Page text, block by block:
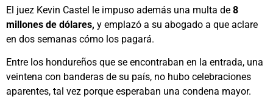
El juez Kevin Castel le impuso además una multa de 8
millones de dólares, y emplazó a su abogado a que aclare
en dos semanas cómo los pagará.
Entre los hondureños que se encontraban en la entrada, una
veintena con banderas de su país, no hubo celebraciones
aparentes, tal vez porque esperaban una condena mayor.